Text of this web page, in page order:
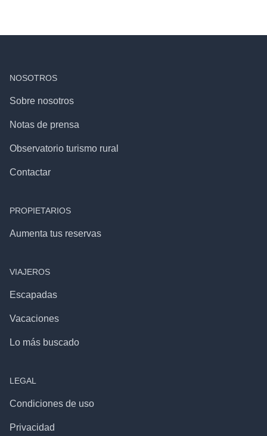
NOSOTROS
Sobre nosotros
Notas de prensa
Observatorio turismo rural
Contactar
PROPIETARIOS
Aumenta tus reservas
VIAJEROS
Escapadas
Vacaciones
Lo más buscado
LEGAL
Condiciones de uso
Privacidad